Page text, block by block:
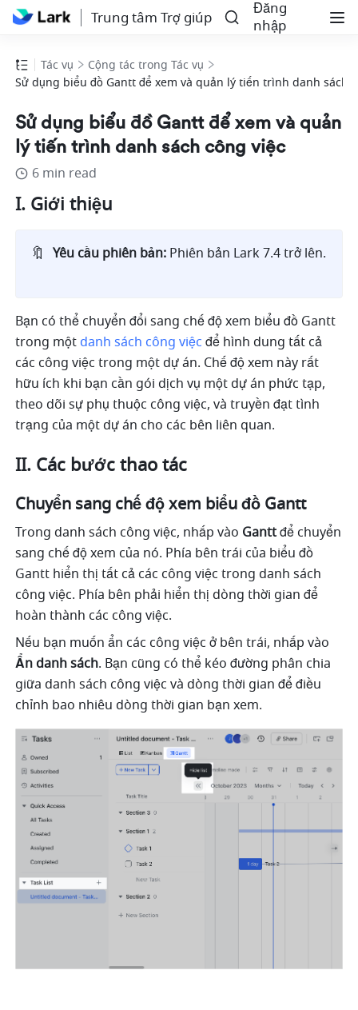
Trung tâm Trợ giúp
Đăng
nhập
Tác vụ
Cộng tác trong Tác vụ
Sử dụng biểu đồ Gantt để xem và quản lý tiến trình danh sách
Sử dụng biểu đồ Gantt để xem và quản
lý tiến trình danh sách công việc
6 min read
I. Giới thiệu
🔖 Yêu cầu phiên bản:
Bạn có thể chuyển đổi sang chế độ xem biểu đồ Gantt
trong một danh sách công việc để hình dung tất cả
các công việc trong một dự án. Chế độ xem này rất
hữu ích khi bạn cần gói dịch vụ một dự án phức tạp,
theo dõi sự phụ thuộc công việc, và truyền đạt tình
trạng của một dự án cho các bên liên quan.
II. Các bước thao tác
Chuyển sang chế độ xem biểu đồ Gantt
Trong danh sách công việc, nhấp vào Gantt để chuyển
sang chế độ xem của nó. Phía bên trái của biểu đồ
Gantt hiển thị tất cả các công việc trong danh sách
công việc. Phía bên phải hiển thị dòng thời gian để
hoàn thành các công việc.
Ẩn danh sách. Bạn cũng có thể kéo đường phân chia
giữa danh sách công việc và dòng thời gian để điều
chỉnh bao nhiêu dòng thời gian bạn xem.